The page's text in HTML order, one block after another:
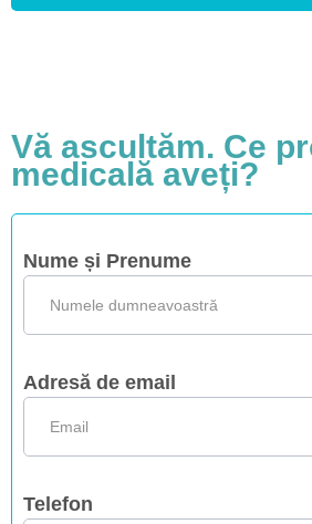
Vă ascultăm. Ce
medicală aveți?
Nume și Prenume
Adresă de email
Telefon